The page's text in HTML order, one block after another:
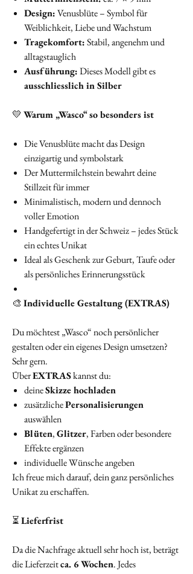
Design:Venusblüte – Symbol für
Weiblichkeit, Liebe und Wachstum
Tragekomfort:Stabil, angenehm und
alltagstauglich
Ausführung:Dieses Modell gibt es
ausschliesslich in Silber
💛 Warum „Wasco“ so besonders ist
Die Venusblüte macht das Design
einzigartig und symbolstark
Der Muttermilchstein bewahrt deine
Stillzeit für immer
Minimalistisch, modern und dennoch
voller Emotion
Handgefertigt in der Schweiz – jedes Stück
ein echtes Unikat
Ideal als Geschenk zur Geburt, Taufe oder
als persönliches Erinnerungsstück
🎨 Individuelle Gestaltung (EXTRAS)
Du möchtest „Wasco“ noch persönlicher
gestalten oder ein eigenes Design umsetzen?
Sehr gern.
ÜberEXTRASkannst du:
deineSkizze hochladen
zusätzlichePersonalisierungen
auswählen
Blüten,Glitzer, Farben oder besondere
Effekte ergänzen
individuelle Wünsche angeben
Ich freue mich darauf, dein ganz persönliches
Unikat zu erschaffen.
⏳Lieferfrist
Da die Nachfrage aktuell sehr hoch ist, beträgt
die Lieferzeitca. 6 Wochen. Jedes